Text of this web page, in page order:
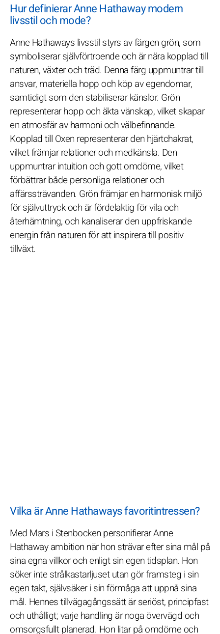
Hur definierar Anne Hathaway modern
livsstil och mode?
Anne Hathaways livsstil styrs av färgen grön, som
symboliserar självförtroende och är nära kopplad till
naturen, växter och träd. Denna färg uppmuntrar till
ansvar, materiella hopp och köp av egendomar,
samtidigt som den stabiliserar känslor. Grön
representerar hopp och äkta vänskap, vilket skapar
en atmosfär av harmoni och välbefinnande.
Kopplad till Oxen representerar den hjärtchakrat,
vilket främjar relationer och medkänsla. Den
uppmuntrar intuition och gott omdöme, vilket
förbättrar både personliga relationer och
affärssträvanden. Grön främjar en harmonisk miljö
för självuttryck och är fördelaktig för vila och
återhämtning, och kanaliserar den uppfriskande
energin från naturen för att inspirera till positiv
tillväxt.
Vilka är Anne Hathaways favoritintressen?
Med Mars i Stenbocken personifierar Anne
Hathaway ambition när hon strävar efter sina mål på
sina egna villkor och enligt sin egen tidsplan. Hon
söker inte strålkastarljuset utan gör framsteg i sin
egen takt, självsäker i sin förmåga att uppnå sina
mål. Hennes tillvägagångssätt är seriöst, principfast
och uthålligt; varje handling är noga övervägd och
omsorgsfullt planerad. Hon litar på omdöme och